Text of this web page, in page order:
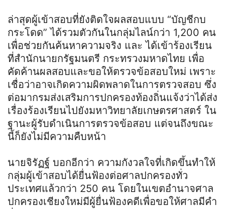
ล่าสุดผู้เข้าสอบที่ยังติดใจผลสอบแบบ “บัญชีกบ
กระโดด” ได้รวมตัวกันในกลุ่มไลน์กว่า 1,200 คน
เพื่อช่วยกันค้นหาความจริง และ ได้เข้าร้องเรียน
ที่สำนักนายกรัฐมนตรี กระทรวงมหาดไทย เพื่อ
คัดค้านผลสอบและขอให้ตรวจข้อสอบใหม่ เพราะ
เชื่อว่าอาจเกิดความผิดพลาดในการตรวจสอบ ซึ่ง
ต่อมากรมส่งเสริมการปกครองท้องถิ่นแจ้งว่าได้ส่ง
เรื่องร้องเรียนไปยังมหาวิทยาลัยเกษตรศาสตร์ ใน
ฐานะผู้รับดำเนินการตรวจข้อสอบ แต่จนถึงขณะ
นี้ก็ยังไม่มีความคืบหน้า
นายจิรัฏฐ์ บอกอีกว่า ความกังวลใจที่เกิดขึ้นทำให้
กลุ่มผู้เข้าสอบได้ยื่นฟ้องต่อศาลปกครองทั่ว
ประเทศแล้วกว่า 250 คน โดยในเขตอำนาจศาล
ปกครองเชียงใหม่มีผู้ยื่นฟ้องคดีเพื่อขอให้ศาลมีคำ